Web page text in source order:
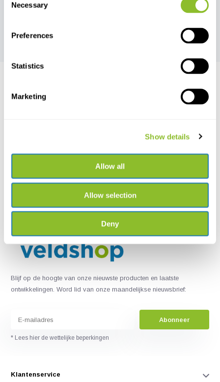
Selection
Necessary
Preferences
Statistics
Marketing
Show details
Allow all
Allow selection
Deny
Overige
+31502053300
Blijf op de hoogte van onze nieuwste producten en laatste
ontwikkelingen. Word lid van onze maandelijkse nieuwsbrief:
Abonneer
* Lees hier de wettelijke beperkingen
Klantenservice